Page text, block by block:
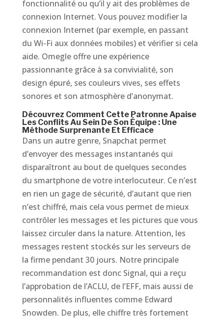
fonctionnalité ou qu’il y ait des problèmes de
connexion Internet. Vous pouvez modifier la
connexion Internet (par exemple, en passant
du Wi-Fi aux données mobiles) et vérifier si cela
aide. Omegle offre une expérience
passionnante grâce à sa convivialité, son
design épuré, ses couleurs vives, ses effets
sonores et son atmosphère d’anonymat.
Découvrez Comment Cette Patronne Apaise
Les Conflits Au Sein De Son Équipe : Une
Méthode Surprenante Et Efficace
Dans un autre genre, Snapchat permet
d’envoyer des messages instantanés qui
disparaîtront au bout de quelques secondes
du smartphone de votre interlocuteur. Ce n’est
en rien un gage de sécurité, d’autant que rien
n’est chiffré, mais cela vous permet de mieux
contrôler les messages et les pictures que vous
laissez circuler dans la nature. Attention, les
messages restent stockés sur les serveurs de
la firme pendant 30 jours. Notre principale
recommandation est donc Signal, qui a reçu
l’approbation de l’ACLU, de l’EFF, mais aussi de
personnalités influentes comme Edward
Snowden. De plus, elle chiffre très fortement